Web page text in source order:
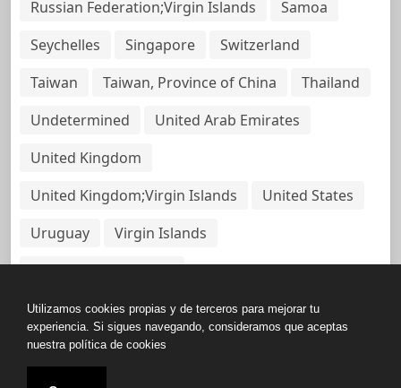
Russian Federation;Virgin Islands
Samoa
Seychelles
Singapore
Switzerland
Taiwan
Taiwan, Province of China
Thailand
Undetermined
United Arab Emirates
United Kingdom
United Kingdom;Virgin Islands
United States
Uruguay
Virgin Islands
Virgin Islands, British
Copyright © All rights reserved.
Utilizamos cookies propias y de terceros para mejorar tu
experiencia. Si sigues navegando, consideramos que aceptas
nuestra política de cookies